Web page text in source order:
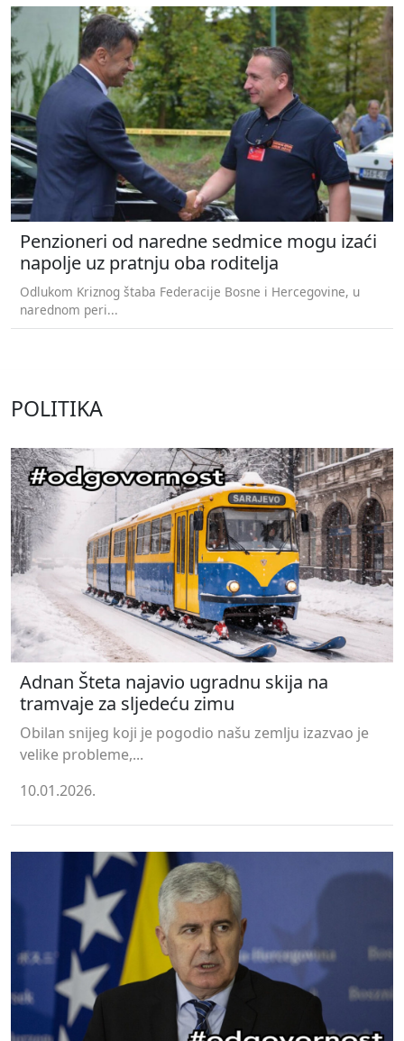
Penzioneri od naredne sedmice mogu izaći
napolje uz pratnju oba roditelja
Odlukom Kriznog štaba Federacije Bosne i Hercegovine, u
narednom peri...
POLITIKA
Adnan Šteta najavio ugradnu skija na
tramvaje za sljedeću zimu
Obilan snijeg koji je pogodio našu zemlju izazvao je
velike probleme,...
10.01.2026.